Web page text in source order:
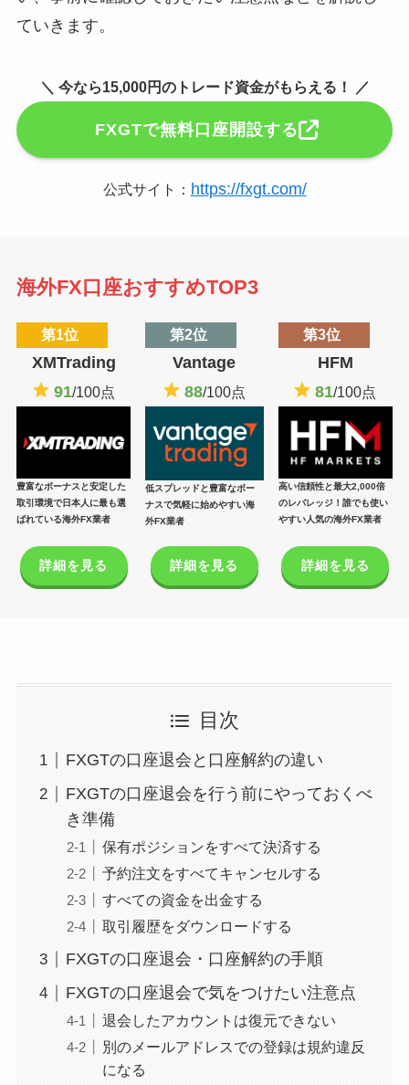
ていきます。
＼ 今なら15,000円のトレード資金がもらえる！ ／
FXGTで無料口座開設する
公式サイト： https://fxgt.com/
海外FX口座おすすめTOP3
第1位
XMTrading
91/100点
豊富なボーナスと安定した
取引環境で日本人に最も選
ばれている海外FX業者
第2位
Vantage
88/100点
低スプレッドと豊富なボー
ナスで気軽に始めやすい海
外FX業者
第3位
HFM
81/100点
高い信頼性と最大2,000倍
のレバレッジ！誰でも使い
やすい人気の海外FX業者
詳細を見る 詳細を見る 詳細を見る
目次
FXGTの口座退会と口座解約の違い
FXGTの口座退会を行う前にやっておくべ
き準備
保有ポジションをすべて決済する
予約注文をすべてキャンセルする
すべての資金を出金する
取引履歴をダウンロードする
FXGTの口座退会・口座解約の手順
FXGTの口座退会で気をつけたい注意点
退会したアカウントは復元できない
別のメールアドレスでの登録は規約違反
になる